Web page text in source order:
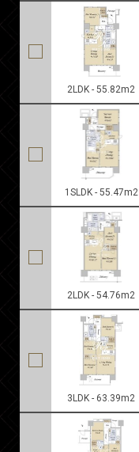
2LDK - 55.82m2
1SLDK - 55.47m2
2LDK - 54.76m2
3LDK - 63.39m2